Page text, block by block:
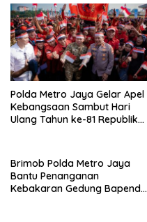
Polda Metro Jaya Gelar Apel
Kebangsaan Sambut Hari
Ulang Tahun ke-81 Republik
Brimob Polda Metro Jaya
Bantu Penanganan
Kebakaran Gedung Bapenda